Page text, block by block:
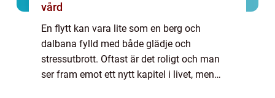
vård
En flytt kan vara lite som en berg och
dalbana fylld med både glädje och
stressutbrott. Oftast är det roligt och man
ser fram emot ett nytt kapitel i livet, men